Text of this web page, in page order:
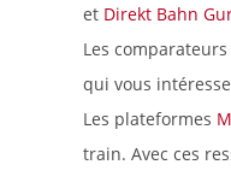
et Direkt Bahn
Les
qui vous
Les plateformes
train. Avec ces